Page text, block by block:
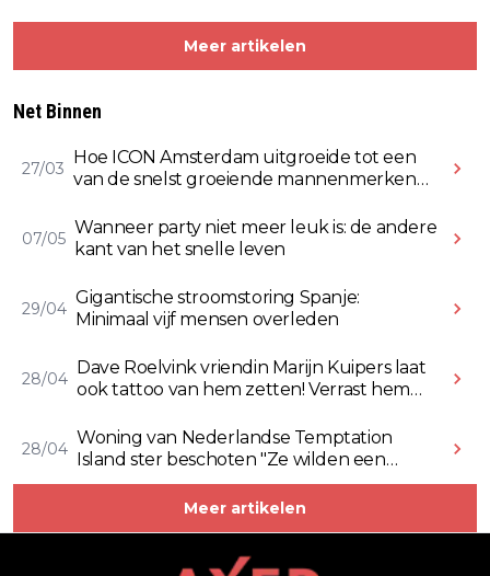
Meer artikelen
Net Binnen
27/03
Hoe ICON Amsterdam uitgroeide tot een
van de snelst groeiende mannenmerken
07/05
Wanneer party niet meer leuk is: de andere
kant van het snelle leven
29/04
Gigantische stroomstoring Spanje:
Minimaal vijf mensen overleden
28/04
Dave Roelvink vriendin Marijn Kuipers laat
ook tattoo van hem zetten! Verrast hem
28/04
Woning van Nederlandse Temptation
Island ster beschoten "Ze wilden een
Rolex stelen" (Video)
Meer artikelen